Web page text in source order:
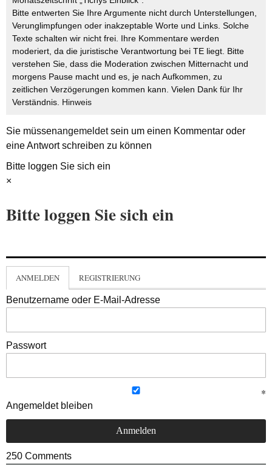
Bitte entwerten Sie Ihre Argumente nicht durch Unterstellungen,
Verunglimpfungen oder inakzeptable Worte und Links. Solche
Texte schalten wir nicht frei. Ihre Kommentare werden
moderiert, da die juristische Verantwortung bei TE liegt. Bitte
verstehen Sie, dass die Moderation zwischen Mitternacht und
morgens Pause macht und es, je nach Aufkommen, zu
zeitlichen Verzögerungen kommen kann. Vielen Dank für Ihr
Verständnis. Hinweis
Sie müssenangemeldetsein um einen Kommentar oder
eine Antwort schreiben zu können
Bitte loggen Sie sich ein
×
Bitte loggen Sie sich ein
ANMELDEN REGISTRIERUNG
Benutzername oder E-Mail-Adresse
Passwort
Angemeldet bleiben
250 Comments